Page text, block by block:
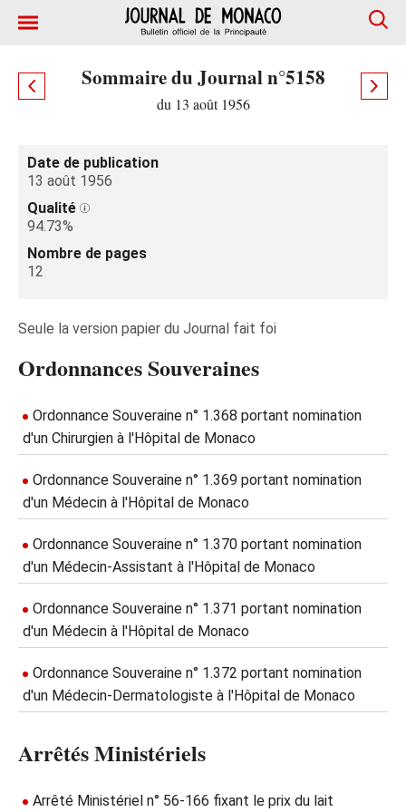
Sommaire du Journal n°5158
du 13 août 1956
Date de publication
13 août 1956
Qualité
94.73%
Nombre de pages
12
Seule la version papier du Journal fait foi
Ordonnances Souveraines
Ordonnance Souveraine n° 1.368 portant nomination
d'un Chirurgien à l'Hôpital de Monaco
Ordonnance Souveraine n° 1.369 portant nomination
d'un Médecin à l'Hôpital de Monaco
Ordonnance Souveraine n° 1.370 portant nomination
d'un Médecin-Assistant à l'Hôpital de Monaco
Ordonnance Souveraine n° 1.371 portant nomination
d'un Médecin à l'Hôpital de Monaco
Ordonnance Souveraine n° 1.372 portant nomination
d'un Médecin-Dermatologiste à l'Hôpital de Monaco
Arrêtés Ministériels
Arrêté Ministériel n° 56-166 fixant le prix du lait